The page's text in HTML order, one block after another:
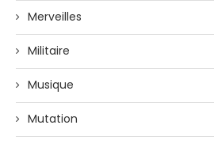
Merveilles
Militaire
Musique
Mutation